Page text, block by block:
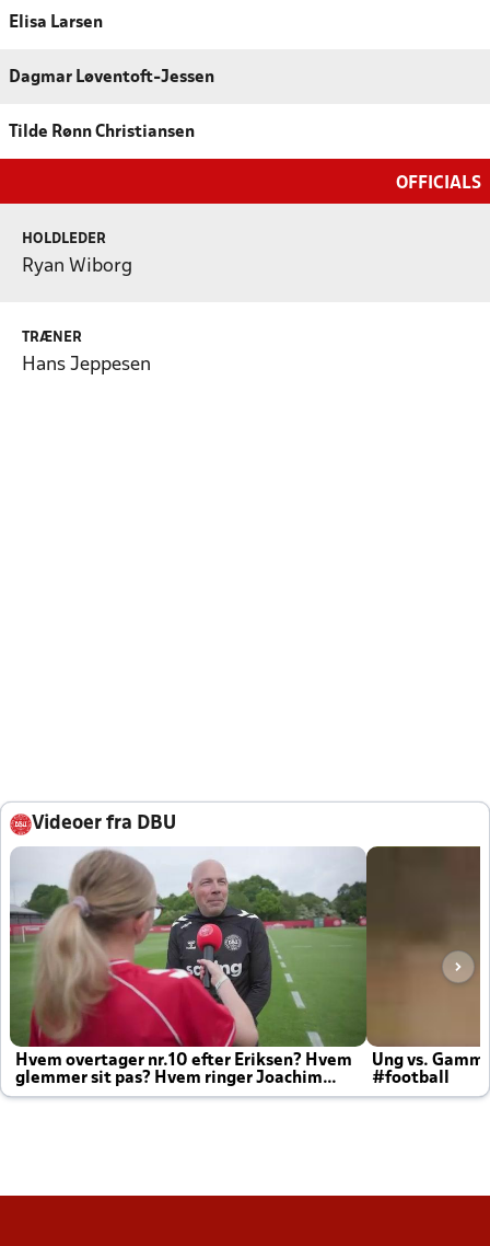
Elisa Larsen
Dagmar Løventoft-Jessen
Tilde Rønn Christiansen
OFFICIALS
HOLDLEDER
Ryan Wiborg
TRÆNER
Hans Jeppesen
Videoer fra DBU
Hvem overtager nr.10 efter Eriksen? Hvem
glemmer sit pas? Hvem ringer Joachim
altid til efter kampe?
Ung vs.
#football